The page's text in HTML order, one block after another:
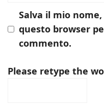
Salva il mio
questo browser
commento.
Please retype the